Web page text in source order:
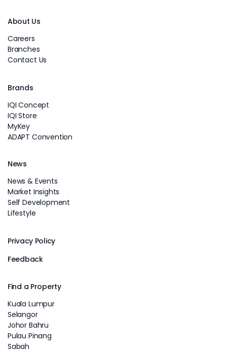
About Us
Careers
Branches
Contact Us
Brands
IQI Concept
IQI Store
MyKey
ADAPT Convention
News
News & Events
Market Insights
Self Development
Lifestyle
Privacy Policy
Feedback
Find a Property
Kuala Lumpur
Selangor
Johor Bahru
Pulau Pinang
Sabah